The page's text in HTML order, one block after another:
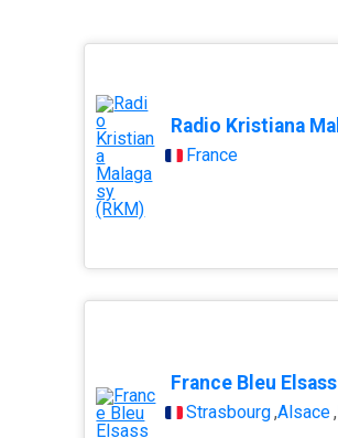
France
France Bleu Elsass
Strasbourg,Alsace,